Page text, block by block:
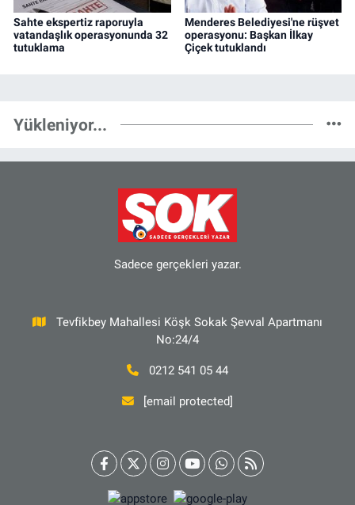
Sahte ekspertiz raporuyla
vatandaşlık operasyonunda 32
tutuklama
Menderes Belediyesi'ne rüşvet
operasyonu: Başkan İlkay
Çiçek tutuklandı
Yükleniyor...
Sadece gerçekleri yazar.
Tevfikbey Mahallesi Köşk Sokak Şevval Apartmanı
No:24/4
0212 541 05 44
[email protected]